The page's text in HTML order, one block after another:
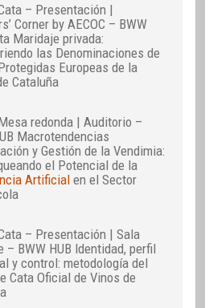
– Presentación |
Corner by AECOC – BWW
Maridaje privada:
las Denominaciones de
Europeas de la
Cataluña
redonda | Auditorio –
Macrotendencias
y Gestión de la Vendimia:
el Potencial de la
Artificial en el Sector
– Presentación | Sala
– BWW HUB Identidad, perfil
y control: metodología del
Cata Oficial de Vinos de